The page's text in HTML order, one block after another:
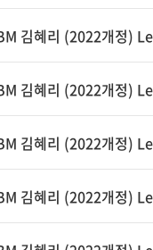
김혜리 (2022개정)
김혜리 (2022개정)
김혜리 (2022개정)
김혜리 (2022개정)